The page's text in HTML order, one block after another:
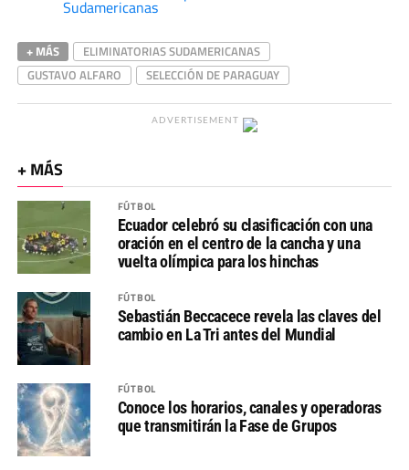
Sudamericanas
+ MÁS
ELIMINATORIAS SUDAMERICANAS
GUSTAVO ALFARO
SELECCIÓN DE PARAGUAY
ADVERTISEMENT
+ MÁS
FÚTBOL
Ecuador celebró su clasificación con una
oración en el centro de la cancha y una
vuelta olímpica para los hinchas
FÚTBOL
Sebastián Beccacece revela las claves del
cambio en La Tri antes del Mundial
FÚTBOL
Conoce los horarios, canales y operadoras
que transmitirán la Fase de Grupos